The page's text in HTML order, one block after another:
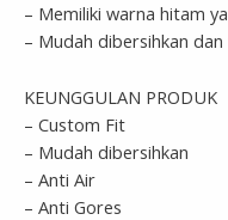
– Memiliki warna hitam
– Mudah dibersihkan
KEUNGGULAN PRODUK
– Custom Fit
– Mudah dibersihkan
– Anti Air
– Anti Gores